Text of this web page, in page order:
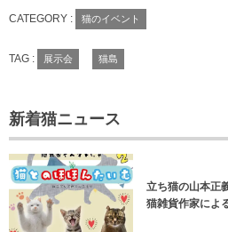
CATEGORY : 猫のイベント
TAG : 展示会 猫島
新着猫ニュース
立ち猫の山本正
猫雑貨作家によ